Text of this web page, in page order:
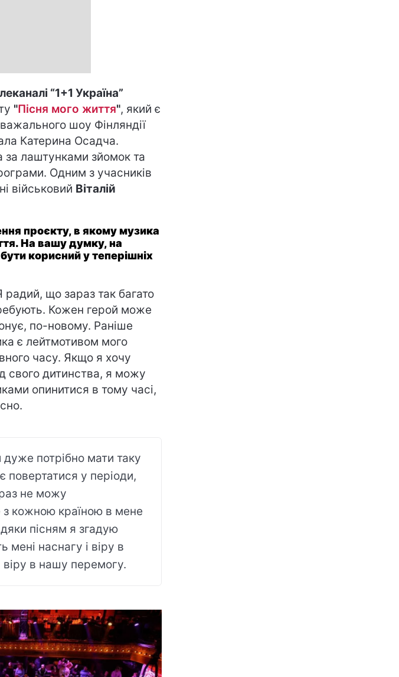
“1+1 Україна”
"Пісня мого життя", який є
шоу Фінляндії
Катерина Осадча.
за лаштунками зйомок та
Одним з учасників
військовий Віталій
проєкту, в якому музика
На вашу думку, на
корисний у теперішніх
що зараз так багато
Кожен герой може
по-новому. Раніше
є лейтмотивом мого
часу. Якщо я хочу
свого дитинства, я можу
опинитися в тому часі,
дуже потрібно мати таку
повертатися у періоди,
не можу
з кожною країною в мене
пісням я згадую
мені наснагу і віру в
в нашу перемогу.